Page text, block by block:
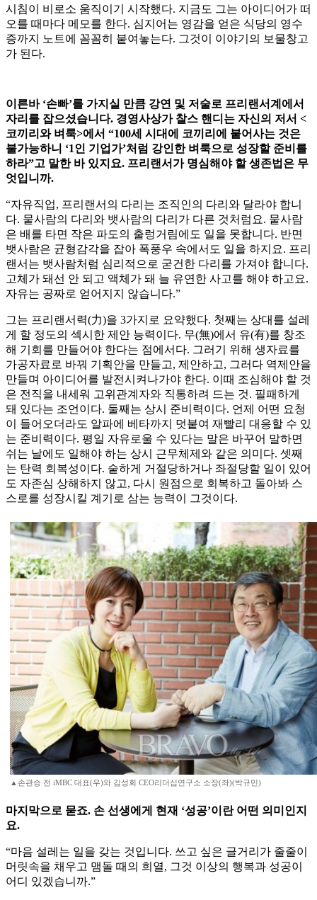
시침이 비로소 움직이기 시작했다. 지금도 그는 아이디어가 떠
오를 때마다 메모를 한다. 심지어는 영감을 얻은 식당의 영수
증까지 노트에 꼼꼼히 붙여놓는다. 그것이 이야기의 보물창고
가 된다.
이른바 ‘손빠’를 가지실 만큼 강연 및 저술로 프리랜서계에서
자리를 잡으셨습니다. 경영사상가 찰스 핸디는 자신의 저서 <
코끼리와 벼룩>에서 “100세 시대에 코끼리에 붙어사는 것은
불가능하니 ‘1인 기업가’처럼 강인한 벼룩으로 성장할 준비를
하라”고 말한 바 있지요. 프리랜서가 명심해야 할 생존법은 무
엇입니까.
“자유직업, 프리랜서의 다리는 조직인의 다리와 달라야 합니
다. 뭍사람의 다리와 뱃사람의 다리가 다른 것처럼요. 뭍사람
은 배를 타면 작은 파도의 출렁거림에도 일을 못합니다. 반면
뱃사람은 균형감각을 잡아 폭풍우 속에서도 일을 하지요. 프리
랜서는 뱃사람처럼 심리적으로 굳건한 다리를 가져야 합니다.
고체가 돼선 안 되고 액체가 돼 늘 유연한 사고를 해야 하고요.
자유는 공짜로 얻어지지 않습니다.”
그는 프리랜서력(力)을 3가지로 요약했다. 첫째는 상대를 설레
게 할 정도의 섹시한 제안 능력이다. 무(無)에서 유(有)를 창조
해 기회를 만들어야 한다는 점에서다. 그러기 위해 생자료를
가공자료로 바꿔 기획안을 만들고, 제안하고, 그러다 역제안을
만들며 아이디어를 발전시켜나가야 한다. 이때 조심해야 할 것
은 전직을 내세워 고위관계자와 직통하려 드는 것. 필패하게
돼 있다는 조언이다. 둘째는 상시 준비력이다. 언제 어떤 요청
이 들어오더라도 알파에 베타까지 덧붙여 재빨리 대응할 수 있
는 준비력이다. 평일 자유로울 수 있다는 말은 바꾸어 말하면
쉬는 날에도 일해야 하는 상시 근무체제와 같은 의미다. 셋째
는 탄력 회복성이다. 숱하게 거절당하거나 좌절당할 일이 있어
도 자존심 상해하지 않고, 다시 원점으로 회복하고 돌아봐 스
스로를 성장시킬 계기로 삼는 능력이 그것이다.
▲손관승 전 iMBC 대표(우)와 김성회 CEO리더십연구소 소장(좌)(박규민)
마지막으로 묻죠. 손 선생에게 현재 ‘성공’이란 어떤 의미인지
요.
“마음 설레는 일을 갖는 것입니다. 쓰고 싶은 글거리가 줄줄이
머릿속을 채우고 맴돌 때의 희열, 그것 이상의 행복과 성공이
어디 있겠습니까.”